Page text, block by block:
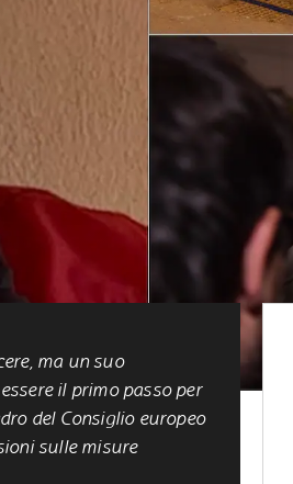
ma un suo
il primo passo per
del Consiglio europeo
sulle misure